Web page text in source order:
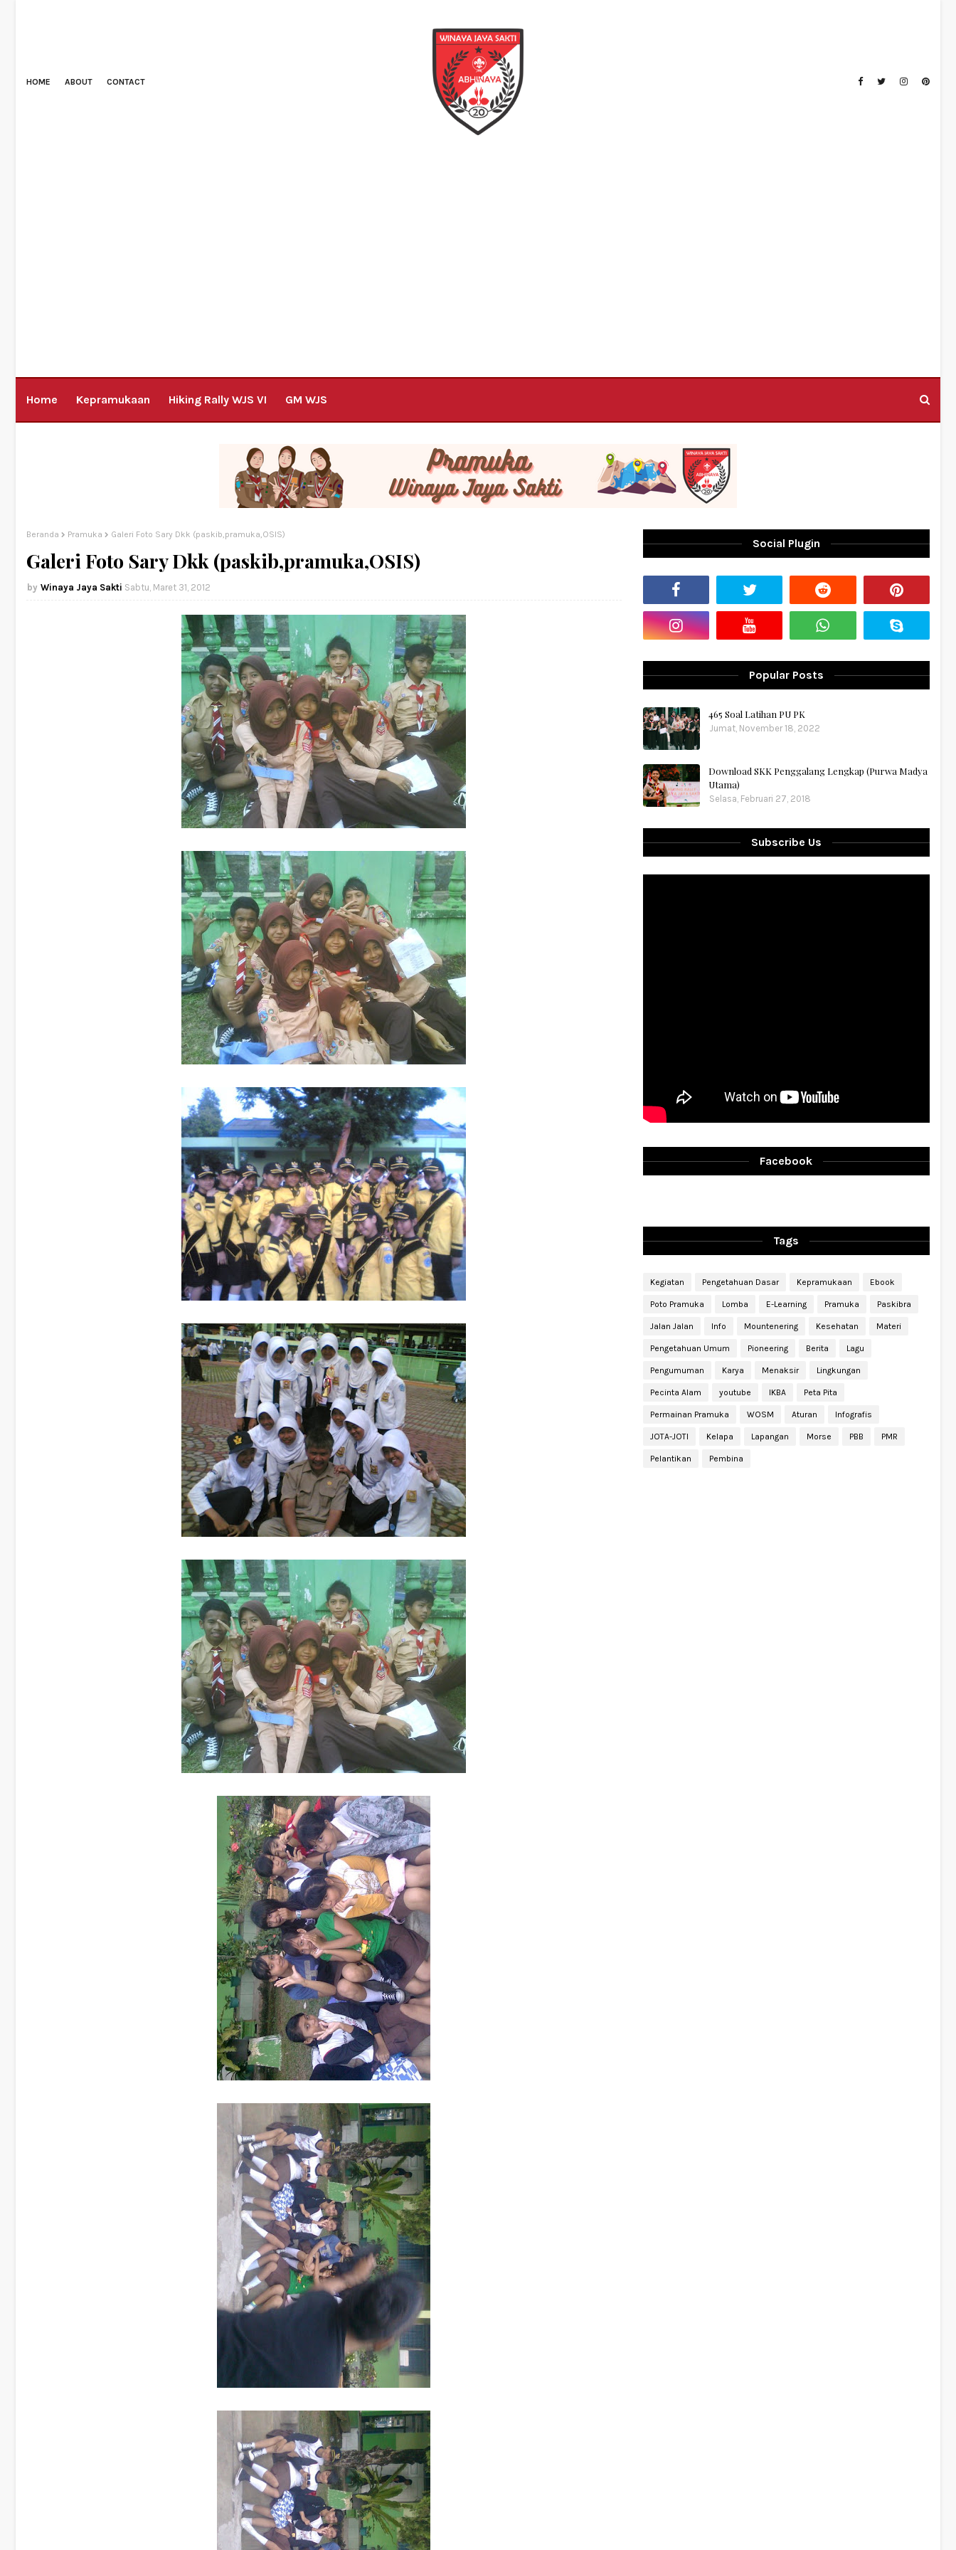
HOME ABOUT CONTACT
Home Kepramukaan Hiking Rally WJS VI GM WJS
Beranda Pramuka Galeri Foto Sary Dkk (paskib,pramuka,OSIS)
Galeri Foto Sary Dkk (paskib,pramuka,OSIS)
Winaya Jaya Sakti Sabtu, Maret 31, 2012
Social Plugin
Popular Posts
465 Soal Latihan PU PK
Jumat, November 18, 2022
Download SKK Penggalang Lengkap (Purwa Madya
Utama)
Selasa, Februari 27, 2018
Subscribe Us
Facebook
Tags
Kegiatan Pengetahuan Dasar Kepramukaan Ebook
Poto Pramuka Lomba E-Learning Pramuka Paskibra
Jalan Jalan Info Mountenering Kesehatan Materi
Pengetahuan Umum Pioneering Berita Lagu
Pengumuman Karya Menaksir Lingkungan
Pecinta Alam youtube IKBA Peta Pita
Permainan Pramuka WOSM Aturan Infografis
JOTA-JOTI Kelapa Lapangan Morse PBB PMR
Pelantikan Pembina